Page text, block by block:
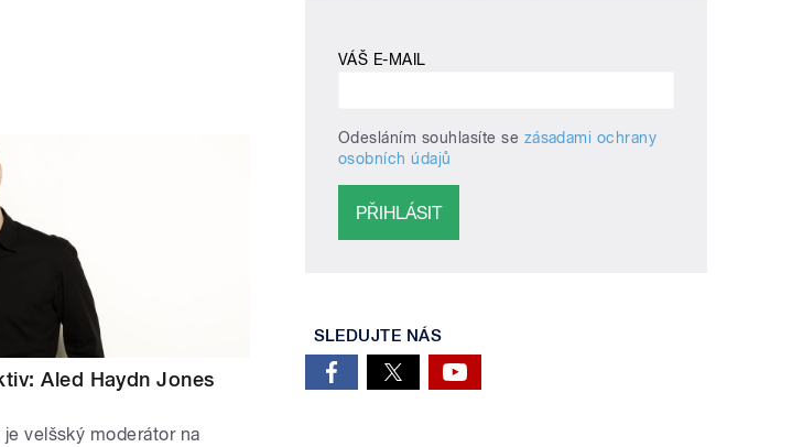
Aled Haydn Jones
velšský moderátor na
VÁŠ E-MAIL
Odesláním souhlasíte se zásadami ochrany
osobních údajů
SLEDUJTE NÁS